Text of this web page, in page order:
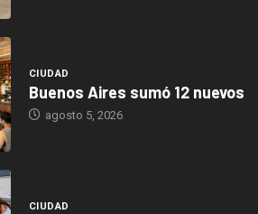
CIUDAD
Buenos Aires sumó 12 nuevos
agosto 5, 2026
CIUDAD